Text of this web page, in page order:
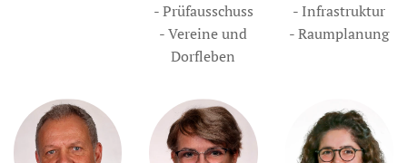
- Prüfausschuss
- Vereine und
Dorfleben
- Infrastruktur
- Raumplanung